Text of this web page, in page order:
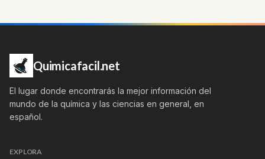
Quimicafacil.net
El lugar donde encontrarás la mejor información del
mundo de la química y las ciencias en general, en
español.
EXPLORA